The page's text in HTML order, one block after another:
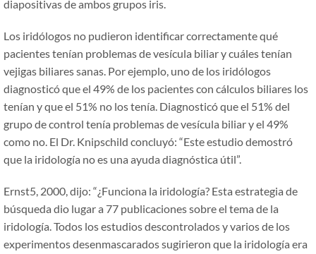
diapositivas de ambos grupos iris.
Los iridólogos no pudieron identificar correctamente qué
pacientes tenían problemas de vesícula biliar y cuáles tenían
vejigas biliares sanas. Por ejemplo, uno de los iridólogos
diagnosticó que el 49% de los pacientes con cálculos biliares los
tenían y que el 51% no los tenía. Diagnosticó que el 51% del
grupo de control tenía problemas de vesícula biliar y el 49%
como no. El Dr. Knipschild concluyó: “Este estudio demostró
que la iridología no es una ayuda diagnóstica útil”.
Ernst5, 2000, dijo: “¿Funciona la iridología? Esta estrategia de
búsqueda dio lugar a 77 publicaciones sobre el tema de la
iridología. Todos los estudios descontrolados y varios de los
experimentos desenmascarados sugirieron que la iridología era